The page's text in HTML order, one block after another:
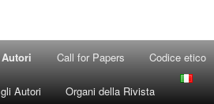
Autori Call for Papers Codice etico
Autori Organi della Rivista